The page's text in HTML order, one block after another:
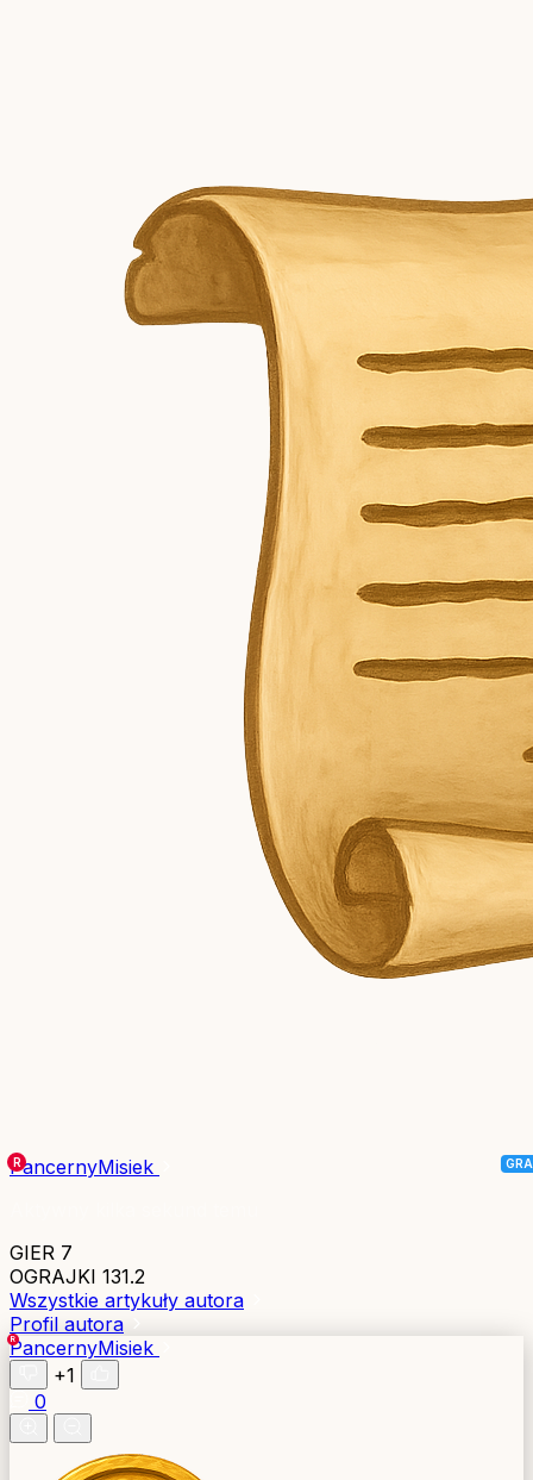
PancernyMisiek
GIER 7
OGRAJKI 131.2
Wszystkie artykuły autora
Profil autora
PancernyMisiek
+1
0